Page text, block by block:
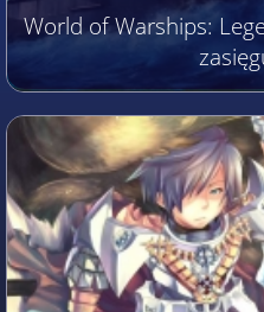
World of Warships: